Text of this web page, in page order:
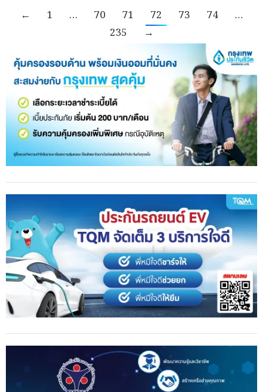
← 1 … 70 71 72 73 74
…
235
→